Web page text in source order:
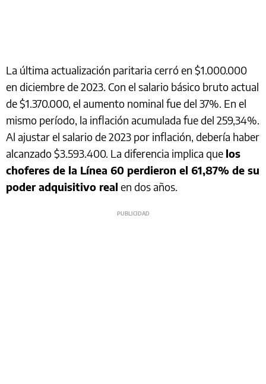
La última actualización paritaria cerró en $1.000.000
en diciembre de 2023. Con el salario básico bruto actual
de $1.370.000, el aumento nominal fue del 37%. En el
mismo período, la inflación acumulada fue del 259,34%.
Al ajustar el salario de 2023 por inflación, debería haber
alcanzado $3.593.400. La diferencia implica que los
choferes de la Línea 60 perdieron el 61,87% de su
poder adquisitivo real en dos años.